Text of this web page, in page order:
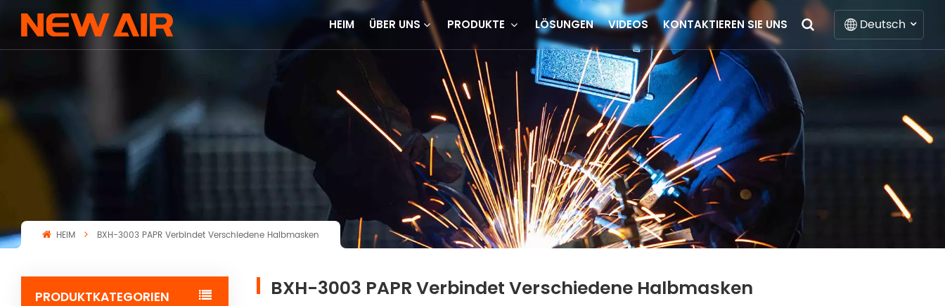
HEIM ÜBER UNS PRODUKTE LÖSUNGEN VIDEOS KONTAKTIEREN SIE UNS Deutsch
Español
HEIM BXH-3003 PAPR Verbindet Verschiedene Halbmasken
PRODUKTKATEGORIEN BXH-3003 PAPR Verbindet Verschiedene Halbmasken